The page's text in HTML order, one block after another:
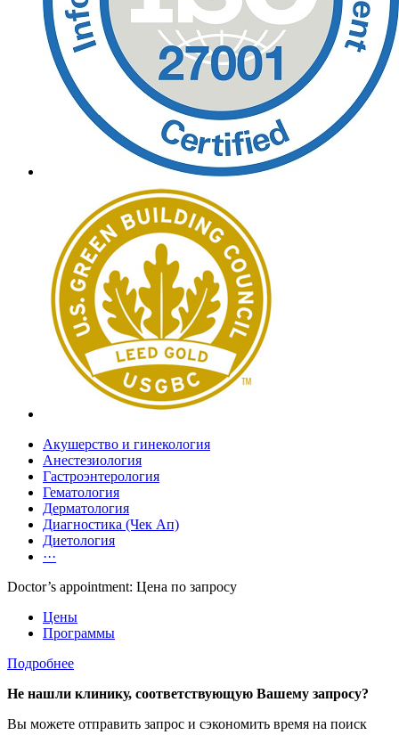
Акушерство и гинекология
Анестезиология
Гастроэнтерология
Гематология
Дерматология
Диагностика (Чек Ап)
Диетология
···
Doctor’s appointment: Цена по запросу
Цены
Программы
Подробнее
Не нашли клинику, соответствующую Вашему запросу?
Вы можете отправить запрос и сэкономить время на поиск